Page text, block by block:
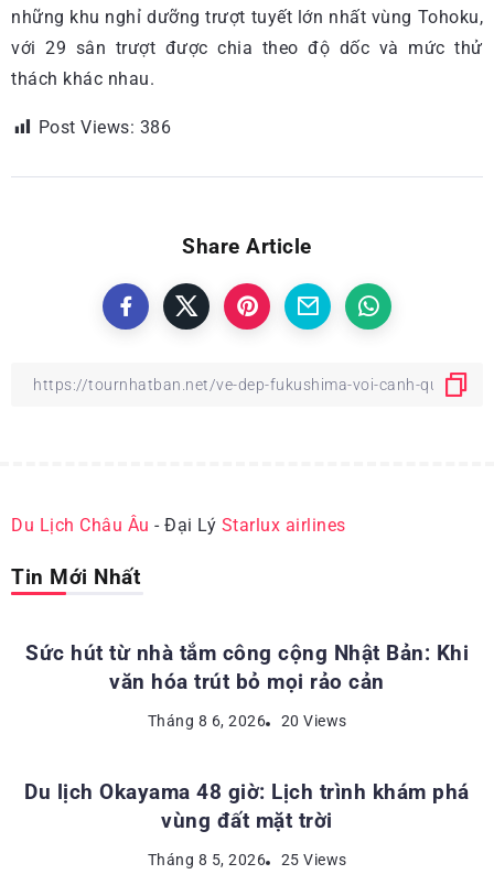
những khu nghỉ dưỡng trượt tuyết lớn nhất vùng Tohoku,
với 29 sân trượt được chia theo độ dốc và mức thử
thách khác nhau.
Post Views: 386
Share Article
Du Lịch Châu Âu - Đại Lý Starlux airlines
Tin Mới Nhất
Sức hút từ nhà tắm công cộng Nhật Bản: Khi
văn hóa trút bỏ mọi rảo cản
Tháng 8 6, 2026 20 Views
ĐỊA ĐIỂM DU LỊCH NHẬT BẢN
Du lịch Okayama 48 giờ: Lịch trình khám phá
vùng đất mặt trời
Tháng 8 5, 2026 25 Views
KINH NGHIỆM DU LỊCH NHẬT BẢN